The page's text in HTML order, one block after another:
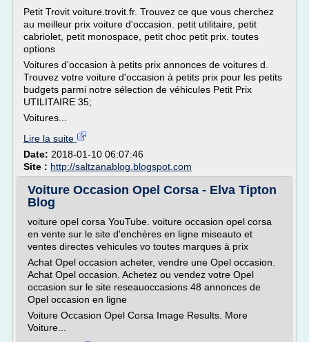
Petit Trovit voiture.trovit.fr. Trouvez ce que vous cherchez
au meilleur prix voiture d'occasion. petit utilitaire, petit
cabriolet, petit monospace, petit choc petit prix. toutes
options
Voitures d'occasion à petits prix annonces de voitures d.
Trouvez votre voiture d'occasion à petits prix pour les petits
budgets parmi notre sélection de véhicules Petit Prix
UTILITAIRE 35;
Voitures...
Lire la suite
Date: 2018-01-10 06:07:46
Site : http://saltzanablog.blogspot.com
Voiture Occasion Opel Corsa - Elva Tipton
Blog
voiture opel corsa YouTube. voiture occasion opel corsa
en vente sur le site d'enchères en ligne miseauto et
ventes directes vehicules vo toutes marques à prix
Achat Opel occasion acheter, vendre une Opel occasion.
Achat Opel occasion. Achetez ou vendez votre Opel
occasion sur le site reseauoccasions 48 annonces de
Opel occasion en ligne
Voiture Occasion Opel Corsa Image Results. More
Voiture...